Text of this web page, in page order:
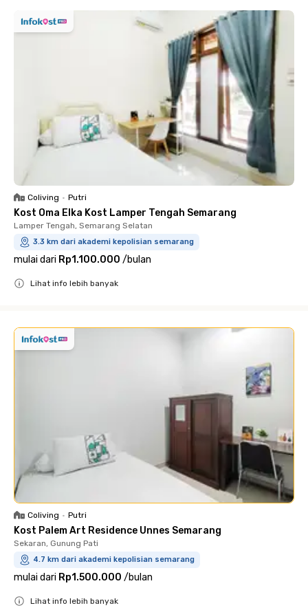
Coliving • Putri
Kost Oma Elka Kost Lamper Tengah Semarang
Lamper Tengah, Semarang Selatan
3.3 km dari akademi kepolisian semarang
mulai dari Rp1.100.000 /bulan
Lihat info lebih banyak
Coliving • Putri
Kost Palem Art Residence Unnes Semarang
Sekaran, Gunung Pati
4.7 km dari akademi kepolisian semarang
mulai dari Rp1.500.000 /bulan
Lihat info lebih banyak